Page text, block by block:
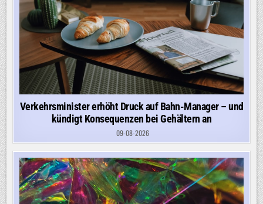
Verkehrsminister erhöht Druck auf Bahn-Manager – und
kündigt Konsequenzen bei Gehältern an
09-08-2026